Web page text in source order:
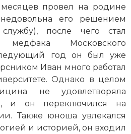
история
дисциплины
провел на родине
его решением
после чего стал
медфака Московского
год он был уже
Иван много работал
Однако в целом
не удовлетворяла
и он переключился на
Также юноша увлекался
и историей, он входил